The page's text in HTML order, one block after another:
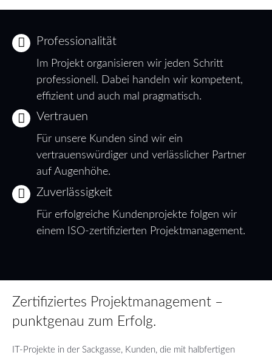
Professionalität
Im Projekt organisieren wir jeden Schritt
professionell. Dabei handeln wir kompetent,
effizient und auch mal pragmatisch.
Vertrauen
Für unsere Kunden sind wir ein
vertrauenswürdiger und verlässlicher Partner
auf Augenhöhe.
Zuverlässigkeit
Für erfolgreiche Kundenprojekte folgen wir
einem ISO-zertifizierten Projektmanagement.
Zertifiziertes Projektmanagement –
punktgenau zum Erfolg.
IT-Projekte in der Sackgasse, Kunden, die mit halbfertigen